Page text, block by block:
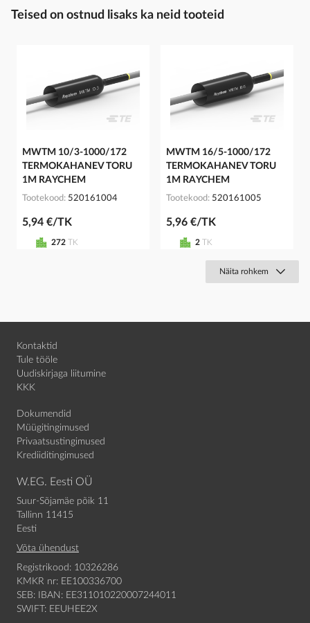
Teised on ostnud lisaks ka neid tooteid
MWTM 10/3-1000/172
TERMOKAHANEV TORU
1M RAYCHEM
Tootekood 520161004
5,94 €/TK
272 TK
MWTM 16/5-1000/172
TERMOKAHANEV TORU
1M RAYCHEM
Tootekood 520161005
5,96 €/TK
2 TK
Näita rohkem
Kontaktid
Tule tööle
Uudiskirjaga liitumine
KKK
Dokumendid
Müügitingimused
Privaatsustingimused
Krediiditingimused
W.EG. Eesti OÜ
Suur-Sõjamäe põik 11
Tallinn 11415
Eesti
Võta ühendust
Registrikood: 10326286
KMKR nr: EE100336700
SEB: IBAN: EE311010220007244011
SWIFT: EEUHEE2X